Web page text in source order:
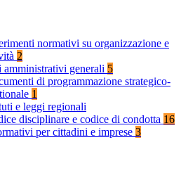
normativi su organizzazione e
2
amministrativi generali 5
di programmazione strategico-
1
e leggi regionali
disciplinare e codice di condotta 16
per cittadini e imprese 3